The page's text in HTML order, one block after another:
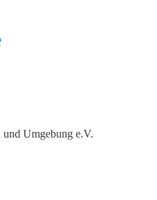
Umgebung e.V.